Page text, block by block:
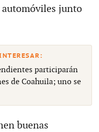
automóviles junto
participarán
de Coahuila; uno se
buenas